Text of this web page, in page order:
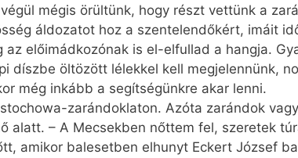
mégis örültünk, hogy részt vettünk a
áldozatot hoz a szentelendőkért, imáit
előimádkozónak is el-elfullad a hangja.
díszbe öltözött lélekkel kell megjelennünk,
még inkább a segítségünkre akar lenni.
zarándoklaton. Azóta zarándok
alatt. – A Mecsekben nőttem fel, szeretek
amikor balesetben elhunyt Eckert József